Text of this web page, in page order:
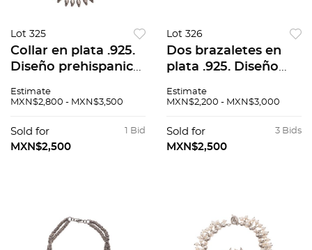
Lot 325
Collar en plata .925.
Diseño prehispanico.
Estimate
MXN$2,800 - MXN$3,500
1 Bid
Sold for
MXN$2,500
Lot 326
Dos brazaletes en
plata .925. Diseño
Estimate
MXN$2,200 - MXN$3,000
3 Bids
Sold for
MXN$2,500